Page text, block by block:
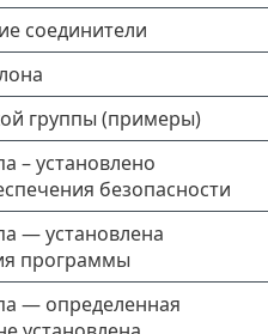
соединители
группы (примеры)
– установлено
безопасности
— установлена
программы
— определенная